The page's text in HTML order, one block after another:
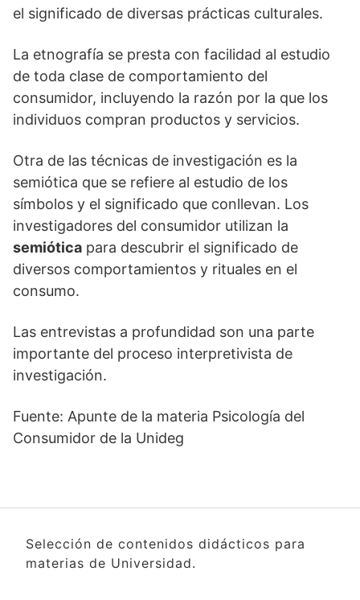
el significado de diversas prácticas culturales.
La etnografía se presta con facilidad al estudio
de toda clase de comportamiento del
consumidor, incluyendo la razón por la que los
individuos compran productos y servicios.
Otra de las técnicas de investigación es la
semiótica que se refiere al estudio de los
símbolos y el significado que conllevan. Los
investigadores del consumidor utilizan la
semiótica para descubrir el significado de
diversos comportamientos y rituales en el
consumo.
Las entrevistas a profundidad son una parte
importante del proceso interpretivista de
investigación.
Fuente: Apunte de la materia Psicología del
Consumidor de la Unideg
Selección de contenidos didácticos para
materias de Universidad.